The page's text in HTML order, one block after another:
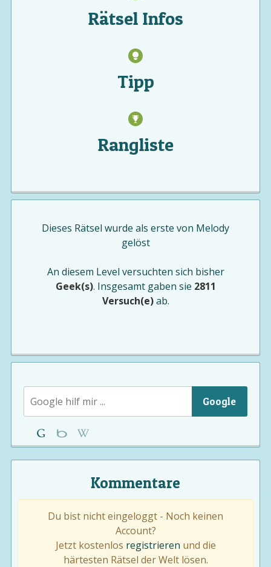
Rätsel Infos
Tipp
Rangliste
Dieses Rätsel wurde als erste von Melody
gelöst
An diesem Level versuchten sich bisher
Geek(s). Insgesamt gaben sie 2811
Versuch(e)ab.
Google
Kommentare
Du bist nicht eingeloggt - Noch keinen
Account?
Jetzt kostenlos registrieren und die
härtesten Rätsel der Welt lösen.